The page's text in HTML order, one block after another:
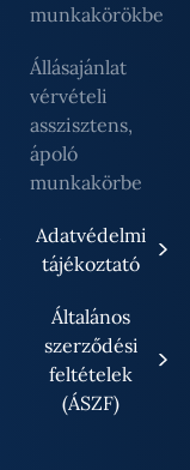
munkakörökbe
Állásajánlat
vérvételi
asszisztens,
ápoló
munkakörbe
Adatvédelmi
tájékoztató
Általános
szerződési
feltételek
(ÁSZF)